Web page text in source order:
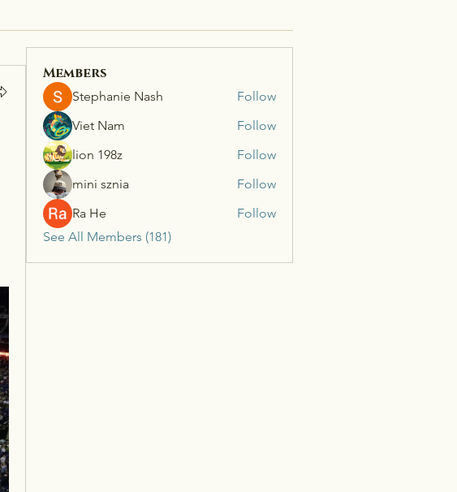
Members
Stephanie Nash
Follow
Viet Nam
Follow
lion 198z
Follow
mini sznia
Follow
Ra He
Follow
See All Members (181)